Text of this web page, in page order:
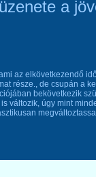
a
az elkövetkezendő
része., de csupán a
bekövetkezik
változik, úgy mint